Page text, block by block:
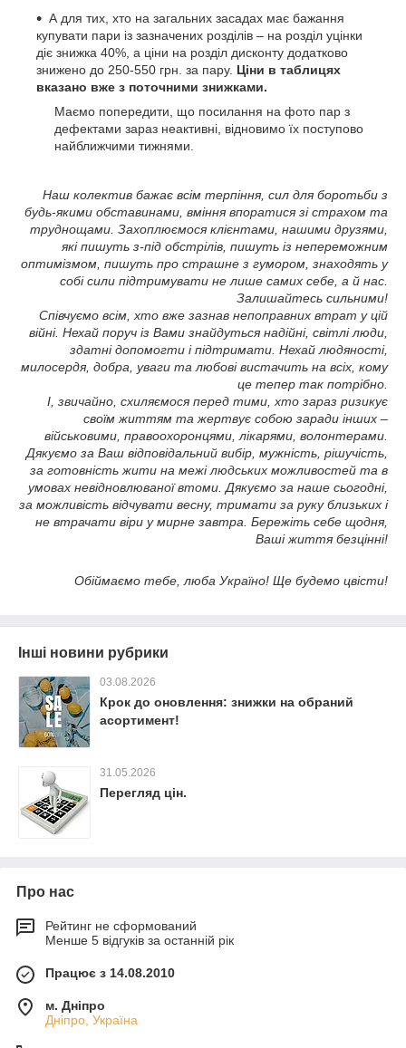
А для тих, хто на загальних засадах має бажання
купувати пари із зазначених розділів – на розділ уцінки
діє знижка 40%, а ціни на розділ дисконту додатково
знижено до 250-550 грн. за пару. Ціни в таблицях
вказано вже з поточними знижками.
Маємо попередити, що посилання на фото пар з
дефектами зараз неактивні, відновимо їх поступово
найближчими тижнями.
Наш колектив бажає всім терпіння, сил для боротьби з
будь-якими обставинами, вміння впоратися зі страхом та
труднощами. Захоплюємося клієнтами, нашими друзями,
які пишуть з-під обстрілів, пишуть із непереможним
оптимізмом, пишуть про страшне з гумором, знаходять у
собі сили підтримувати не лише самих себе, а й нас.
Залишайтесь сильними!
Співчуємо всім, хто вже зазнав непоправних втрат у цій
війні. Нехай поруч із Вами знайдуться надійні, світлі люди,
здатні допомогти і підтримати. Нехай людяності,
милосердя, добра, уваги та любові вистачить на всіх, кому
це тепер так потрібно.
І, звичайно, схиляємося перед тими, хто зараз ризикує
своїм життям та жертвує собою заради інших –
військовими, правоохоронцями, лікарями, волонтерами.
Дякуємо за Ваш відповідальний вибір, мужність, рішучість,
за готовність жити на межі людських можливостей та в
умовах невідновлюваної втоми. Дякуємо за наше сьогодні,
за можливість відчувати весну, тримати за руку близьких і
не втрачати віри у мирне завтра. Бережіть себе щодня,
Ваші життя безцінні!
Обіймаємо тебе, люба Україно! Ще будемо цвісти!
Інші новини рубрики
03.08.2026
Крок до оновлення: знижки на обраний
асортимент!
31.05.2026
Перегляд цін.
Про нас
Рейтинг не сформований
Менше 5 відгуків за останній рік
Працює з 14.08.2010
м. Дніпро
Дніпро, Україна